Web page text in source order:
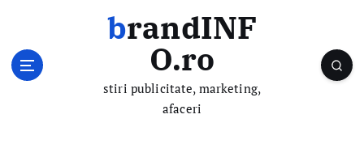
brandINF
O.ro
stiri publicitate, marketing,
afaceri